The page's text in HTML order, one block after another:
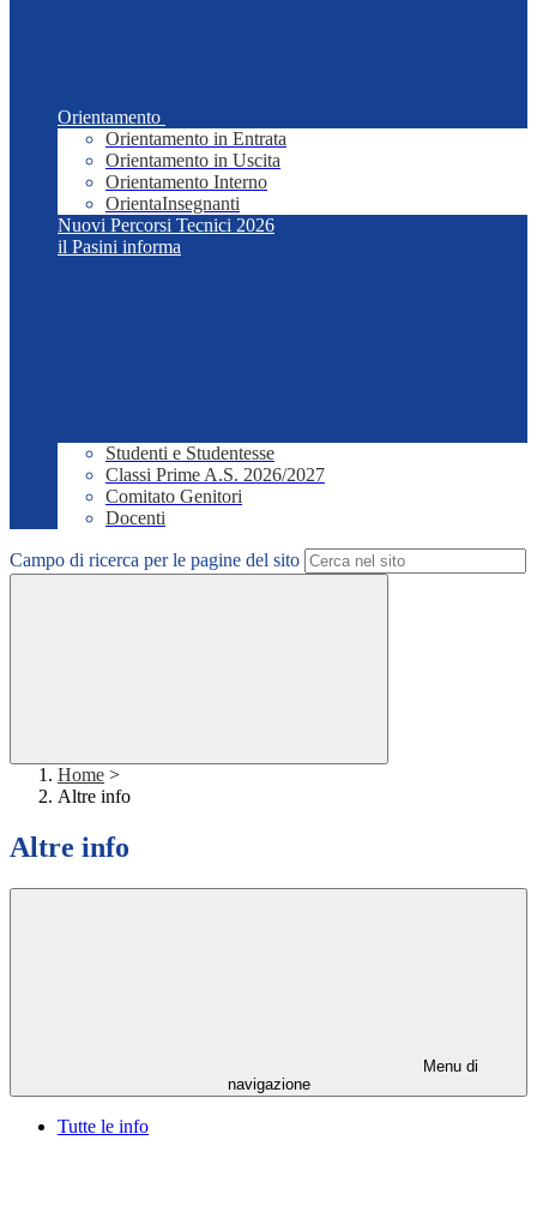
Orientamento
Orientamento in Entrata
Orientamento in Uscita
Orientamento Interno
OrientaInsegnanti
Nuovi Percorsi Tecnici 2026
il Pasini informa
Studenti e Studentesse
Classi Prime A.S. 2026/2027
Comitato Genitori
Docenti
Campo di ricerca per le pagine del sito
Home >
Altre info
Altre info
Menu di
navigazione
Tutte le info